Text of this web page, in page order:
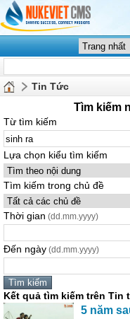
Tin Tức
Tìm kiếm
Từ tìm kiếm
Lựa chọn kiểu tìm kiếm
Tìm kiếm trong chủ đề
Thời gian (dd.mm.yyyy)
Đến ngày (dd.mm.yyyy)
Kết quả tìm kiếm trên Tin
5 năm